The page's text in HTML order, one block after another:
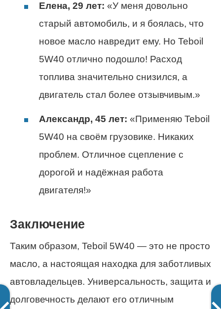
Елена, 29 лет: «У меня довольно
старый автомобиль, и я боялась, что
новое масло навредит ему. Но Teboil
5W40 отлично подошло! Расход
топлива значительно снизился, а
двигатель стал более отзывчивым.»
Александр, 45 лет: «Применяю Teboil
5W40 на своём грузовике. Никаких
проблем. Отличное сцепление с
дорогой и надёжная работа
двигателя!»
Заключение
Таким образом, Teboil 5W40 — это не просто
масло, а настоящая находка для заботливых
автовладельцев. Универсальность, защита и
долговечность делают его отличным